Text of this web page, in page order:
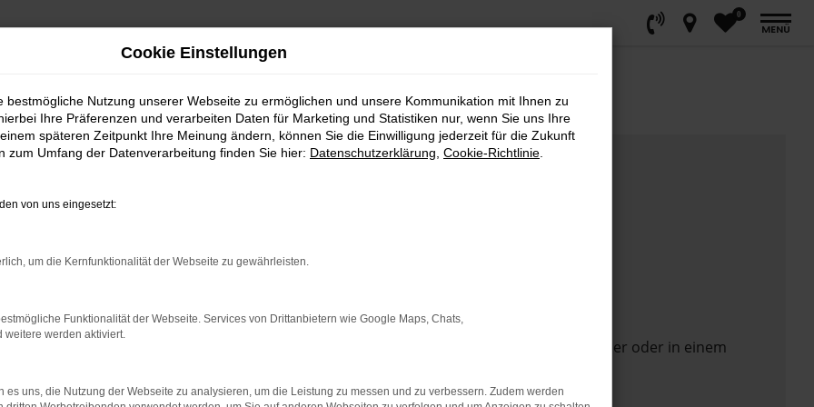
0
MENÜ
das Laden bestimmter Seiten verhindern. Funktioniert die Seite in einem anderen Browser oder in einem
Cookie Einstellungen
bestmögliche Nutzung unserer Webseite zu ermöglichen und unsere Kommunikation mit Ihnen zu
Ihre Präferenzen und verarbeiten Daten für Marketing und Statistiken nur, wenn Sie uns Ihre
späteren Zeitpunkt Ihre Meinung ändern, können Sie die Einwilligung jederzeit für die Zukunft
zum Umfang der Datenverarbeitung finden Sie hier: Datenschutzerklärung Cookie-Richtlinie
von uns eingesetzt:
um die Kernfunktionalität der Webseite zu gewährleisten.
Funktionalität der Webseite. Services von Drittanbietern wie Google Maps, Chats,
weitere werden aktiviert.
es uns, die Nutzung der Webseite zu analysieren, um die Leistung zu messen und zu verbessern. Zudem werden